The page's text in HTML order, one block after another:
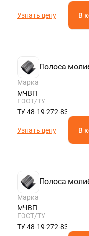
Узнать цену В
Полоса
Марка
МЧВП
ГОСТ/ТУ
ТУ 48-19-272-83
Узнать цену В
Полоса
Марка
МЧВП
ГОСТ/ТУ
ТУ 48-19-272-83